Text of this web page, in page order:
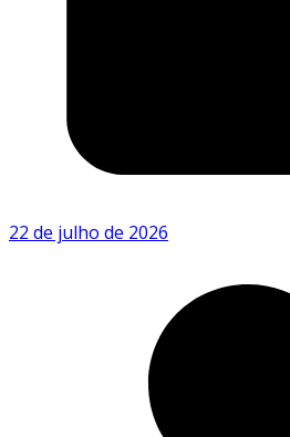
22 de julho de 2026